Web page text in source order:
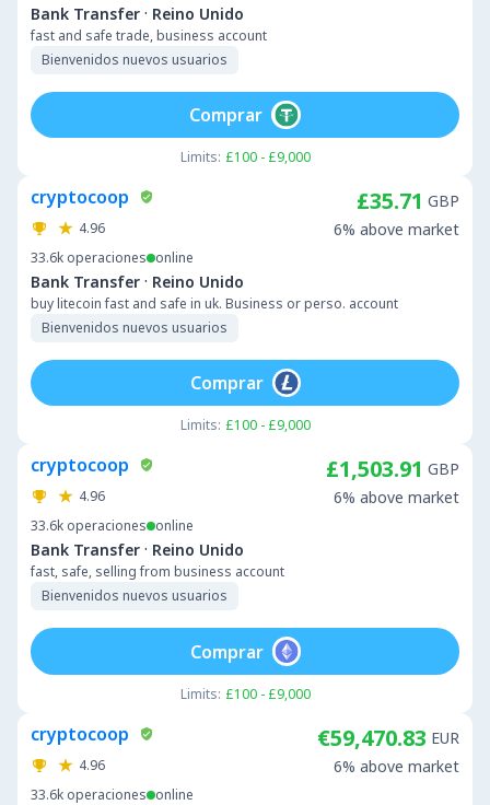
Bank Transfer · Reino Unido
fast and safe trade, business account
Bienvenidos nuevos usuarios
Limits: £100 - £9,000
Comprar
cryptocoop
4.96
33.6k operaciones online
Bank Transfer · Reino Unido
buy litecoin fast and safe in uk. Business or perso. account
Bienvenidos nuevos usuarios
£35.71 GBP
6% above market
Limits: £100 - £9,000
Comprar
cryptocoop
4.96
33.6k operaciones online
Bank Transfer · Reino Unido
fast, safe, selling from business account
Bienvenidos nuevos usuarios
£1,503.91 GBP
6% above market
Limits: £100 - £9,000
Comprar
cryptocoop
4.96
33.6k operaciones online
€59,470.83 EUR
6% above market